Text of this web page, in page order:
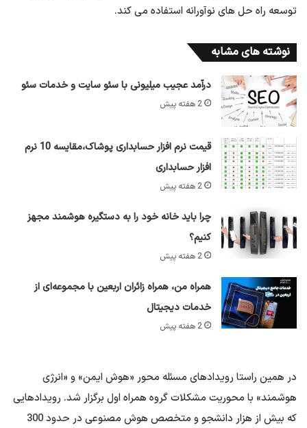
توسعه راه حل های نوآورانه استفاده می کند.
نوشته های مشابه
درآمد عجیب میلیونی با سئو سایت و خدمات سئو
2 هفته پیش
قیمت نرم افزار حسابداری پوشاک،مقایسه 10 نرم
افزار حسابداری
2 هفته پیش
چرا باید خانه خود را به دستگیره هوشمند مجهز
کنیم؟
2 هفته پیش
همراه من، همراه زائران اربعین با مجموعه‌ای از
خدمات دیجیتال
2 هفته پیش
در همین راستا رویدادهای مسئله محور «هوش ایمن» و «انرژی
هوشمند» با محوریت مشکلات گروه همراه اول برگزار شد. رویدادهایی
که بیش از هزار دانشجو و متخصص هوش مصنوعی در حدود 300